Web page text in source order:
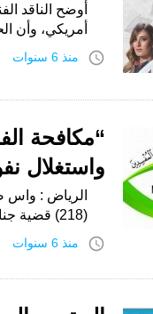
أمريكي، وأن
access_time منذ 6 سنوات
واستغلال
الرياض : واس
(218) قضية جنائية، خلال الفترة الماضية، وكانت أبرز القضايا المعالجة على…
access_time منذ 6 سنوات